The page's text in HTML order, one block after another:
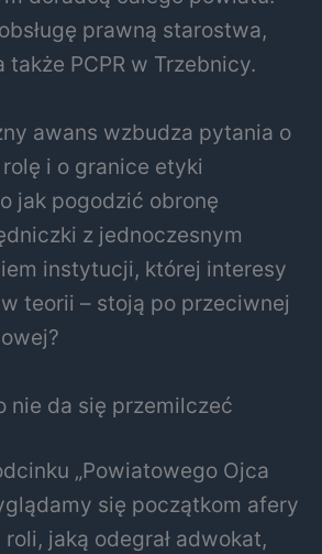
prawną starostwa,
PCPR w Trzebnicy.
awans wzbudza pytania o
i o granice etyki
jak pogodzić obronę
z jednoczesnym
instytucji, której interesy
teorii – stoją po przeciwnej
nie da się przemilczeć
„Powiatowego Ojca
się początkom afery
jaką odegrał adwokat,